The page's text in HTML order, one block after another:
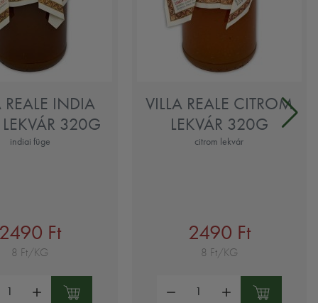
REALE INDIA
320G
indiai füge
Ft
8 Ft/KG
VILLA REALE CITROM
LEKVÁR 320G
citrom lekvár
2490 Ft
8 Ft/KG